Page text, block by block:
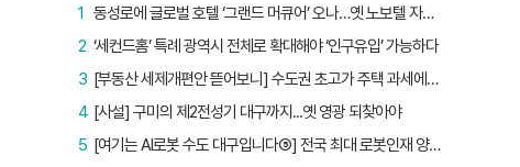
동성로에 글로벌 호텔 ‘그랜드 머큐어’ 오나…옛 노보텔 자리 사무실 개설
1
‘세컨드홈’ 특례 광역시 전체로 확대해야 ‘인구유입’ 가능하다
2
[부동산 세제개편안 뜯어보니] 수도권 초고가 주택 과세에만 초점…침체된 지방 부동산 대책은 없다
3
[사설] 구미의 제2전성기 대구까지...옛 영광 되찾아야
4
[여기는 AI로봇 수도 대구입니다⑤] 전국 최대 로봇인재 양성소…“대구산업 맞춤형 교육과정 만들자”
5